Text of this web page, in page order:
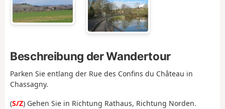
Beschreibung der Wandertour
Parken Sie entlang der Rue des Confins du Château in
Chassagny.
(S/Z) Gehen Sie in Richtung Rathaus, Richtung Norden.